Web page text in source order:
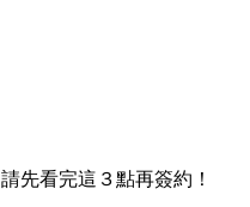
先看完這３點再簽約！